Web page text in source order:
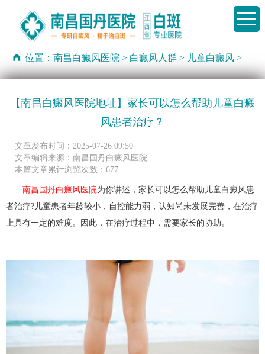
位置：南昌白癜风医院 > 白癜风人群 > 儿童白癜风 >
【南昌白癜风医院地址】家长可以怎么帮助儿童白癜
风患者治疗？
文章发布时间：2025-07-26 09:50
文章编辑来源：南昌国丹白癜风医院
本篇文章累计浏览次数：677
南昌国丹白癜风医院为你讲述，家长可以怎么帮助儿童白癜风患
者治疗?儿童患者年龄较小，自控能力弱，认知尚未发展完善，在治疗
上具有一定的难度。因此，在治疗过程中，需要家长的协助。